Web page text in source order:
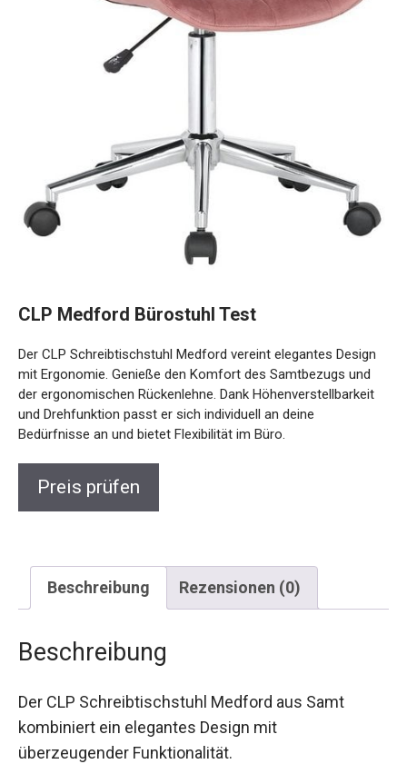
CLP Medford Bürostuhl Test
Der CLP Schreibtischstuhl Medford vereint elegantes Design
mit Ergonomie. Genieße den Komfort des Samtbezugs und
der ergonomischen Rückenlehne. Dank Höhenverstellbarkeit
und Drehfunktion passt er sich individuell an deine
Bedürfnisse an und bietet Flexibilität im Büro.
Preis prüfen
Beschreibung Rezensionen (0)
Beschreibung
Der CLP Schreibtischstuhl Medford aus Samt
kombiniert ein elegantes Design mit
überzeugender Funktionalität.